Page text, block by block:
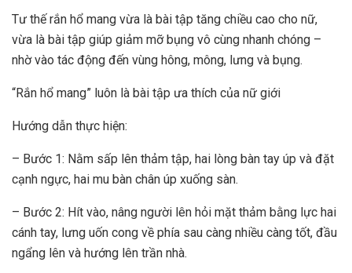
Tư thế rắn hổ mang vừa là bài tập tăng chiều cao cho nữ,
vừa là bài tập giúp giảm mỡ bụng vô cùng nhanh chóng –
nhờ vào tác động đến vùng hông, mông, lưng và bụng.
“Rắn hổ mang” luôn là bài tập ưa thích của nữ giới
Hướng dẫn thực hiện:
– Bước 1: Nằm sấp lên thảm tập, hai lòng bàn tay úp và đặt
cạnh ngực, hai mu bàn chân úp xuống sàn.
– Bước 2: Hít vào, nâng người lên hỏi mặt thảm bằng lực hai
cánh tay, lưng uốn cong về phía sau càng nhiều càng tốt, đầu
ngẩng lên và hướng lên trần nhà.